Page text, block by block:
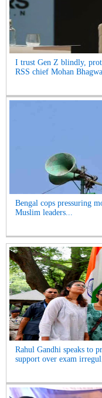
I trust Gen Z blindly,
RSS chief Mohan
Bengal cops pressuring
Muslim leaders...
Rahul Gandhi speaks to
support over exam